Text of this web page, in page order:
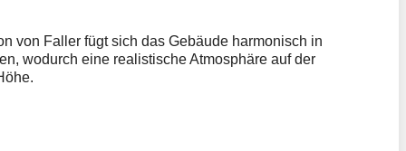
von Faller fügt sich das Gebäude harmonisch in
wodurch eine realistische Atmosphäre auf der